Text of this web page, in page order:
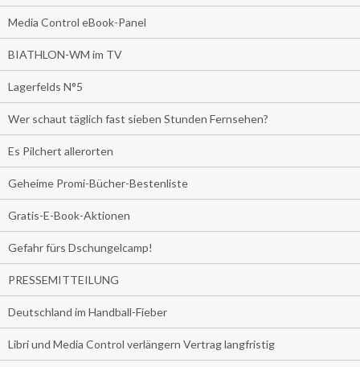
Media Control eBook-Panel
BIATHLON-WM im TV
Lagerfelds N°5
Wer schaut täglich fast sieben Stunden Fernsehen?
Es Pilchert allerorten
Geheime Promi-Bücher-Bestenliste
Gratis-E-Book-Aktionen
Gefahr fürs Dschungelcamp!
PRESSEMITTEILUNG
Deutschland im Handball-Fieber
Libri und Media Control verlängern Vertrag langfristig